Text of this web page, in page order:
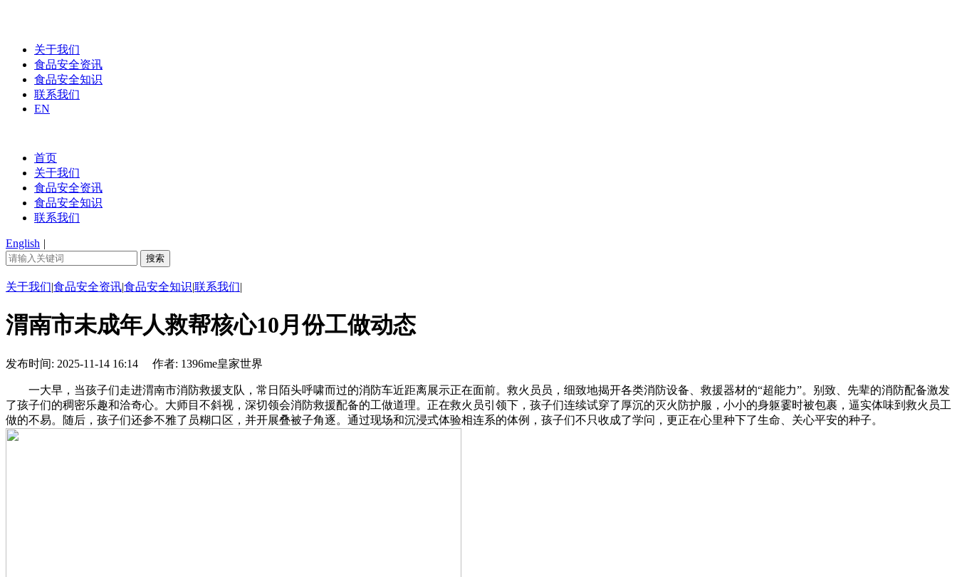
关于我们
食品安全资讯
食品安全知识
联系我们
EN
首页
关于我们
食品安全资讯
食品安全知识
联系我们
English |
关于我们|食品安全资讯|食品安全知识|联系我们|
渭南市未成年人救帮核心10月份工做动态
发布时间: 2025-11-14 16:14 作者: 1396me皇家世界
一大早，当孩子们走进渭南市消防救援支队，常日陌头呼啸而过的消防车近距离展示正在面前。救火员员，细致地揭开各类消防设备、救援器材的“超能力”。别致、先辈的消防配备激发
了孩子们的稠密乐趣和洽奇心。大师目不斜视，深切领会消防救援配备的工做道理。正在救火员引领下，孩子们连续试穿了厚沉的灭火防护服，小小的身躯霎时被包裹，逼实体味到救火员工
做的不易。随后，孩子们还参不雅了员糊口区，并开展叠被子角逐。通过现场和沉浸式体验相连系的体例，孩子们不只收成了学问，更正在心里种下了生命、关心平安的种子。